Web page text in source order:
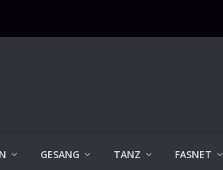
GESANG TANZ FASNET